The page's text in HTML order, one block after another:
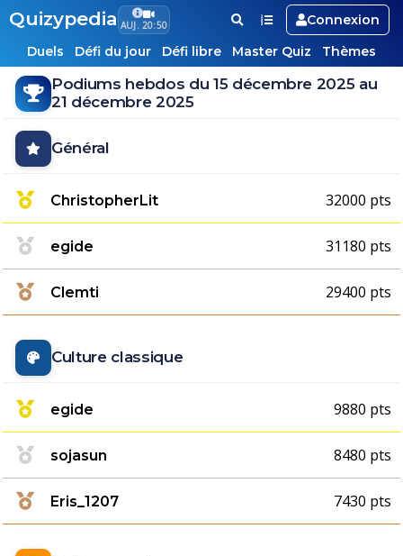
Quizypedia AUJ. 20:50
Connexion
Duels
Défi du jour Défi libre Master Quiz Thèmes
Podiums hebdos du 15 décembre 2025 au
21 décembre 2025
Général
ChristopherLit 32000 pts
egide 31180 pts
Clemti 29400 pts
Culture classique
egide 9880 pts
sojasun 8480 pts
Eris_1207 7430 pts